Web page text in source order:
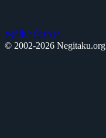
お問い合わせ
© 2002-2026 Negitaku.org